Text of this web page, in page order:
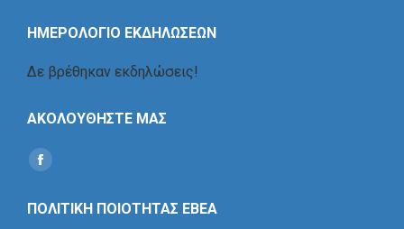
ΗΜΕΡΟΛΟΓΙΟ ΕΚΔΗΛΩΣΕΩΝ
Δε βρέθηκαν εκδηλώσεις!
ΑΚΟΛΟΥΘΗΣΤΕ ΜΑΣ
Find us on:
Social
ΠΟΛΙΤΙΚΗ ΠΟΙΟΤΗΤΑΣ ΕΒΕΑ